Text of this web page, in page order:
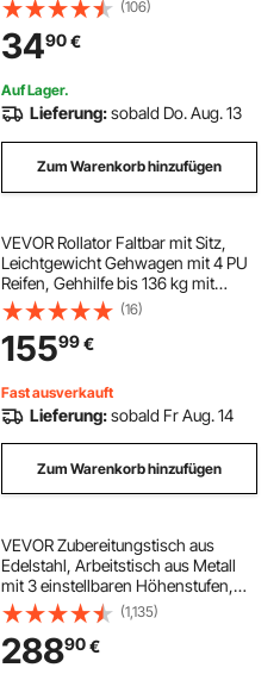
robuster Kleiderständer aus
Karbonstahl für Schlafzimmer
Waschküche Wohnzimmer
(106)
3490€
Auf Lager.
Lieferung:sobald Do. Aug. 13
Zum Warenkorb hinzufügen
VEVOR Rollator Faltbar mit Sitz,
Leichtgewicht Gehwagen mit 4 PU
Reifen, Gehhilfe bis 136 kg mit
Rückenlehne Tasche
Gehstockhalter, Höheverstellbare
Laufhilfe mit Feststellfunktion für
Senioren, Blau
(16)
15599€
Fast ausverkauft
Lieferung:sobald Fr Aug. 14
Zum Warenkorb hinzufügen
VEVOR Zubereitungstisch aus
Edelstahl, Arbeitstisch aus Metall
mit 3 einstellbaren Höhenstufen,
gewerbliche Arbeitsstation für
Küche, Garage, Restaurant,
Hinterhof 762 x 1219 x 864 mm
(1,135)
28890€